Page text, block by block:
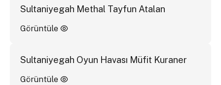
Sultaniyegah Methal Tayfun Atalan
Görüntüle
Sultaniyegah Oyun Havası Müfit Kuraner
Görüntüle